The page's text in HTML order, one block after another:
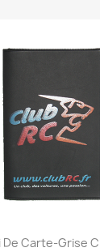
De Carte-Grise